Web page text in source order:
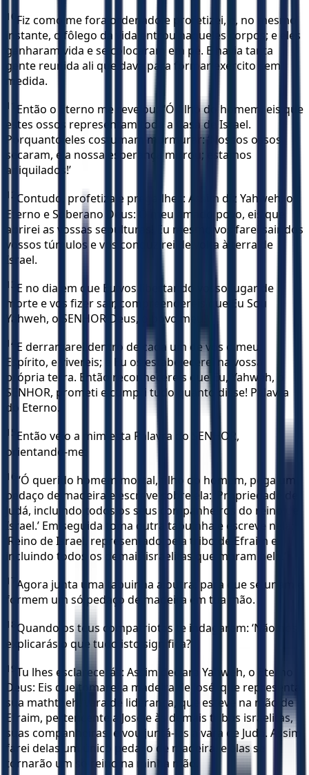
10 Fiz como me fora ordenado e profetizei, e, no mesmo
instante, o fôlego da vida entrou naqueles corpos; e eles
ganharam vida e se colocaram em pé. E havia tanta
gente reunida ali que dava para formar exército sem
medida.
11
Então o Eterno me revelou: “Ó filho do homem, eis que
estes ossos representam toda a Casa de Israel.
Porquanto eles costumam murmurar: ‘Nossos ossos
secaram, e a nossa esperança mirrou; estamos
aniquilados!’
12 Contudo, profetiza e prega-lhes: Assim diz Yahweh, o
Eterno e Soberano Deus: Ó meu amado povo, eis que
abrirei as vossas sepulturas! Eu mesmo vos farei sair dos
vossos túmulos e vos conduzirei de volta à terra de
Israel.
13 E no dia em que Eu vos libertar do vosso lugar de
morte e vos fizer sair, compreendereis que Eu Sou
Yahweh, o SENHOR Deus, ó povo meu!
14 E derramarei dentro de cada um de vós o meu
Espírito, e vivereis; e Eu os estabelecerei na vossa
própria terra. Então reconhecereis que Eu, Yahweh, o
SENHOR, prometi e cumpri tudo quanto disse! Palavra
do Eterno.
15 Então veio a mim esta Palavra do SENHOR,
orientando-me:
16 “Ó querido homem mortal, filho do homem, pega um
pedaço de madeira e escreve sobre ela: ‘Propriedade de
Judá, incluindo todos os seus companheiros do reino de
Israel.’ Em seguida toma outra tabuinha e escreve nela:
‘Reino de Israel, representado pela tribo de Efraim e
incluindo todos os demais israelitas que moram nele.’
17 Agora junta uma tabuinha a outra, para que se unam e
formem um só pedaço de madeira em tua mão.
18 Quando os teus compatriotas te indagarem: ‘Não nos
explicarás o que tudo isto significa?’
19 Tu lhes esclarecerás: Assim declara Yahweh, o Eterno
Deus: Eis que tomarei a madeira de José, que representa
sua maththeh, vara de liderança, que esteve na mão de
Efraim, pertencente a José e às demais tribos israelitas,
suas companheiras, e vou juntá-las à vara de Judá. Assim
farei delas um único pedaço de madeira, e elas se
tornarão um só reino na minha mão.